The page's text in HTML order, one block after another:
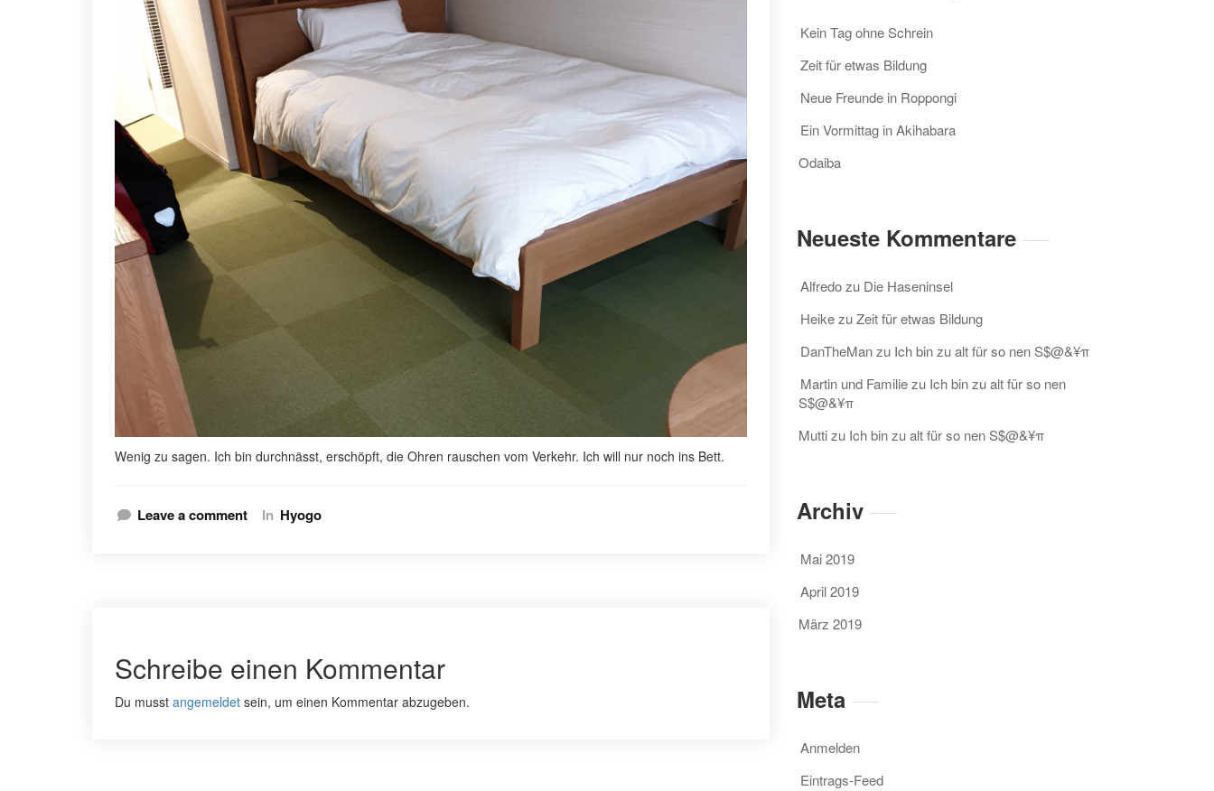
Wenig zu sagen. Ich bin durchnässt, erschöpft, die Ohren rauschen vom Verkehr. Ich will nur noch ins Bett.
Leave a comment In Hyogo
Schreibe einen Kommentar
Du musst angemeldet sein, um einen Kommentar abzugeben.
Kein Tag ohne Schrein
Zeit für etwas Bildung
Neue Freunde in Roppongi
Ein Vormittag in Akihabara
Odaiba
Neueste Kommentare
Alfredozu Die Haseninsel
HeikezuZeit für etwas Bildung
DanTheManzu Ich bin zu alt für so nen S$@&¥π
Martin und Familiezu Ich bin zu alt für so nen
S$@&¥π
Muttizu Ich bin zu alt für so nen S$@&¥π
Archiv
Mai 2019
April 2019
März 2019
Meta
Anmelden
Eintrags-Feed